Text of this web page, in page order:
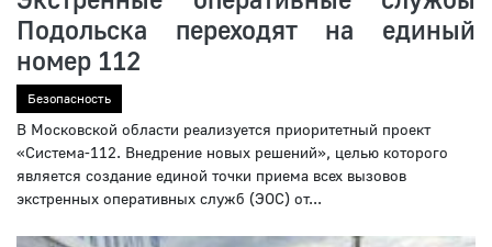
Подольска переходят на единый
номер 112
Безопасность
В Московской области реализуется приоритетный проект
«Система-112. Внедрение новых решений», целью которого
является создание единой точки приема всех вызовов
экстренных оперативных служб (ЭОС) от...